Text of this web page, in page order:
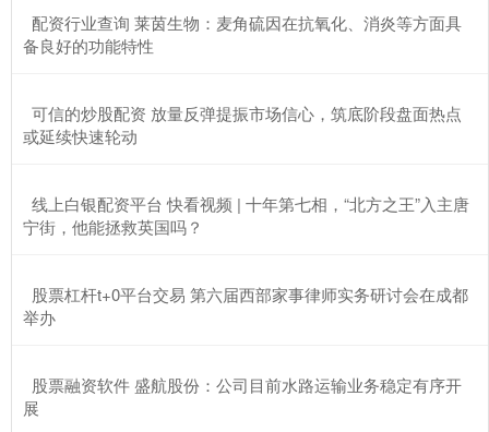
​配资行业查询 莱茵生物：麦角硫因在抗氧化、消炎等方面具
备良好的功能特性
​可信的炒股配资 放量反弹提振市场信心，筑底阶段盘面热点
或延续快速轮动
​线上白银配资平台 快看视频 | 十年第七相，“北方之王”入主唐
宁街，他能拯救英国吗？
​股票杠杆t+0平台交易 第六届西部家事律师实务研讨会在成都
举办
​股票融资软件 盛航股份：公司目前水路运输业务稳定有序开
展